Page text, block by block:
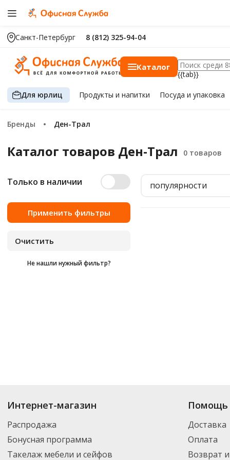
Санкт-Петербург 8 (812) 325-94-04
Каталог
{{tab}}
Для юрлиц Продуктыи напитки Посуда и упаковка
Бренды Ден-Трал
Каталог товаров Ден-Трал
Только в наличии
Не нашли нужный фильтр?
популярности
Купить
. В ассортименте интернет-
нужный товар и добавить его в корзину для дальнейшего
транспортной компанией DPD. Для постоянных клиентов - скидка,
Интернет-магазин
Распродажа
Бонусная программа
Такелаж мебели и сейфов
Помощь
Доставка
Оплата
Возврат